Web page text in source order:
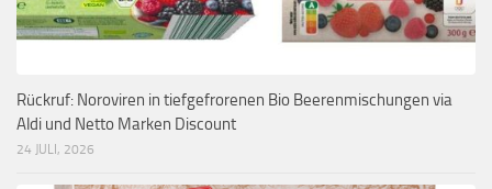
Rückruf: Noroviren in tiefgefrorenen Bio Beerenmischungen via
Aldi und Netto Marken Discount
24 JULI, 2026